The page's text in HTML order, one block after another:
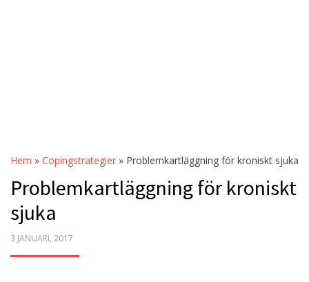
Hem » Copingstrategier » Problemkartläggning för kroniskt sjuka
Problemkartläggning för kroniskt
sjuka
POSTED
3 JANUARI, 2017